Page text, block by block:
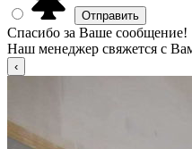
Спасибо за Ваше сообщение!
Наш менеджер свяжется с